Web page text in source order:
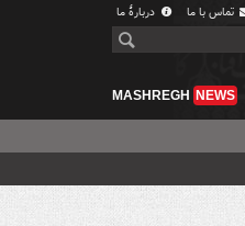
تماس با ما دربارهٔ ما
MASHREGH NEWS